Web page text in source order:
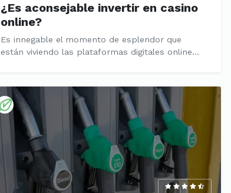
¿Es aconsejable invertir en casino
online?
Es innegable el momento de esplendor que
están viviendo las plataformas digitales online...